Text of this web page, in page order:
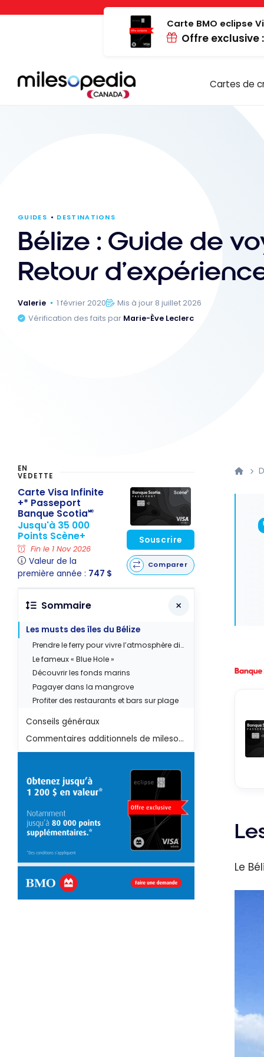
Panneau de gestion des cookies
Carte BMO eclipse
Offre exclusive
Cartes de
GUIDES DESTINATIONS
Bélize : Guide de
Retour
Valerie 1 février 2020
Mis à jour 8 juillet 2026
Vérification des faits par Marie-Ève Leclerc
Le
EN
VEDETTE
Carte Visa Infinite
+* Passeport
Banque Scotia🅪
Jusqu'à 35 000
Points Scène+
Fin le 1 Nov 2026
Valeur de la
première année : 747 $
Souscrire
Comparer
Sommaire
Les musts des îles du Bélize
Prendre le ferry pour vivre l’atmosphère différente de l’autre Caye
Le fameux « Blue Hole »
Découvrir les fonds marins
Pagayer dans la mangrove
Profiter des restaurants et bars sur plage
Conseils généraux
Commentaires additionnels de milesopedia